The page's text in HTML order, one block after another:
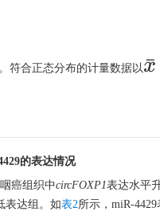
符合正态分布的计量数据以x¯±
的表达情况
癌组织中circFOXP1表达水平
表达组。如表2所示，miR-